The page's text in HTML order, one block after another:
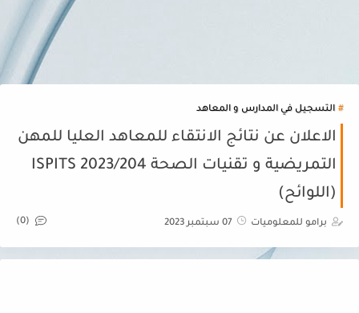
التسجيل في المدارس و المعاهد
الاعلان عن نتائج الانتقاء للمعاهد العليا للمهن
التمريضية و تقنيات الصحة ISPITS 2023/204
(اللوائح)
برامو للمعلوميات 07 سبتمبر 2023 (0)